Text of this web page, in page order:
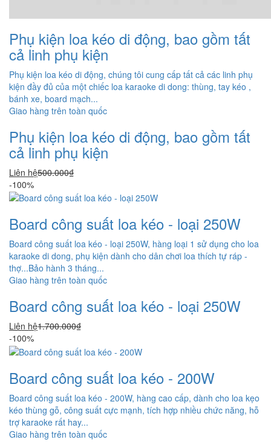
Phụ kiện loa kéo di động, bao gồm tất
cả linh phụ kiện
Phụ kiện loa kéo di động, chúng tôi cung cấp tất cả các linh phụ
kiện đầy đủ của một chiếc loa karaoke di dong: thùng, tay kéo ,
bánh xe, board mạch...
Giao hàng trên toàn quốc
Phụ kiện loa kéo di động, bao gồm tất
cả linh phụ kiện
Liên hệ500.000₫
-100%
Board công suất loa kéo - loại 250W
Board công suất loa kéo - loại 250W, hàng loại 1 sử dụng cho loa
karaoke di dong, phụ kiện dành cho dân chơi loa thích tự ráp -
thợ...Bảo hành 3 tháng...
Giao hàng trên toàn quốc
Board công suất loa kéo - loại 250W
Liên hệ1.700.000₫
-100%
Board công suất loa kéo - 200W
Board công suất loa kéo - 200W, hàng cao cấp, dành cho loa kẹo
kéo thùng gỗ, công suất cực mạnh, tích hợp nhiều chức năng, hỗ
trợ karaoke rất hay...
Giao hàng trên toàn quốc